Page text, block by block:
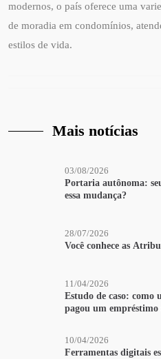
modernos, o país oferece uma
de moradia em condomínios,
estilos de vida.
Mais notícias
03/08/2026
Portaria autônoma:
essa mudança?
28/07/2026
Você conhece as
11/04/2026
Estudo de caso: como
pagou um empréstimo
10/04/2026
Ferramentas digitais